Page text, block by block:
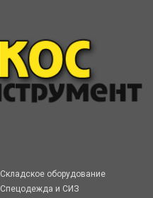
Складское оборудование
Спецодежда и СИЗ